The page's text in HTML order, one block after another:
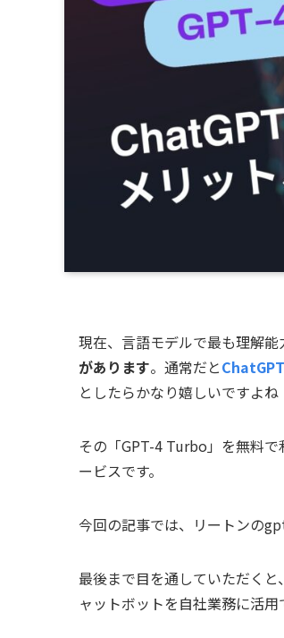
現在、言語モデルで最も理解
があります。通常だとChatGPT
としたらかなり嬉しいですよね
その「GPT-4 Turbo」を無料で
ービスです。
今回の記事では、リートンの
最後まで目を通していただく
ャットボットを自社業務に活